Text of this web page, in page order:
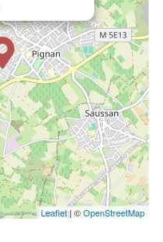
Leaflet| ©OpenStreetMap